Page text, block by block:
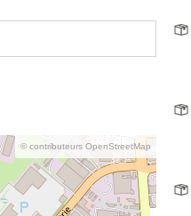
© contributeurs OpenStreetMap